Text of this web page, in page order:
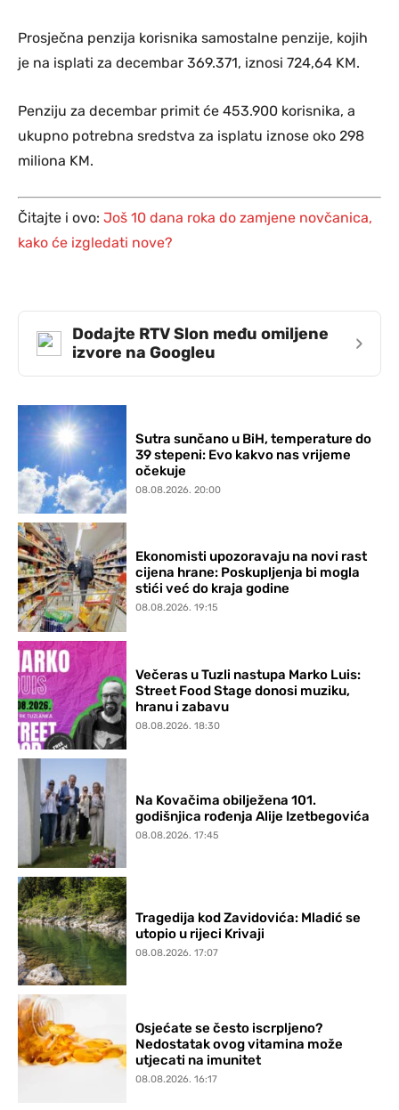
Prosječna penzija korisnika samostalne penzije, kojih
je na isplati za decembar 369.371, iznosi 724,64 KM.
Penziju za decembar primit će 453.900 korisnika, a
ukupno potrebna sredstva za isplatu iznose oko 298
miliona KM.
Čitajte i ovo: Još 10 dana roka do zamjene novčanica,
kako će izgledati nove?
Dodajte RTV Slon među omiljene
izvore na Googleu
›
Sutra sunčano u BiH, temperature do
39 stepeni: Evo kakvo nas vrijeme
očekuje
08.08.2026. 20:00
Ekonomisti upozoravaju na novi rast
cijena hrane: Poskupljenja bi mogla
stići već do kraja godine
08.08.2026. 19:15
Večeras u Tuzli nastupa Marko Luis:
Street Food Stage donosi muziku,
hranu i zabavu
08.08.2026. 18:30
Na Kovačima obilježena 101.
godišnjica rođenja Alije Izetbegovića
08.08.2026. 17:45
Tragedija kod Zavidovića: Mladić se
utopio u rijeci Krivaji
08.08.2026. 17:07
Osjećate se često iscrpljeno?
Nedostatak ovog vitamina može
utjecati na imunitet
08.08.2026. 16:17